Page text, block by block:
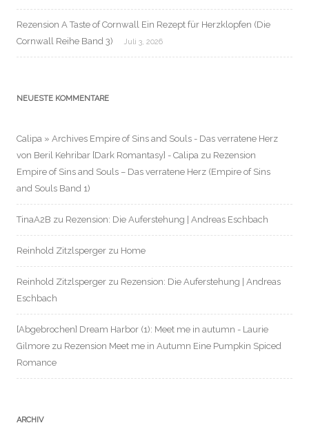
Rezension A Taste of Cornwall Ein Rezept für Herzklopfen (Die
Cornwall Reihe Band 3)
Juli 3, 2026
NEUESTE KOMMENTARE
Calipa » Archives Empire of Sins and Souls - Das verratene Herz
von Beril Kehribar [Dark Romantasy] - Calipa zu Rezension
Empire of Sins and Souls – Das verratene Herz (Empire of Sins
and Souls Band 1)
TinaA2B zu Rezension: Die Auferstehung | Andreas Eschbach
Reinhold Zitzlsperger zu Home
Reinhold Zitzlsperger zu Rezension: Die Auferstehung | Andreas
Eschbach
[Abgebrochen] Dream Harbor (1): Meet me in autumn - Laurie
Gilmore zu Rezension Meet me in Autumn Eine Pumpkin Spiced
Romance
ARCHIV